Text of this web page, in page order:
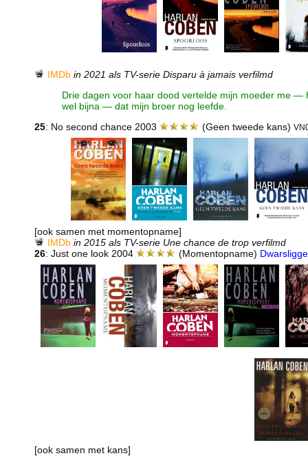
IMDb in 2021 als TV-serie Disparu à jamais verfilmd
Drie dagen voor haar dood vertelde mijn moeder me —
wel bijna — dat mijn broer nog leefde.
25: No second chance 2003 (Geen tweede kans)
[ook samen met momentopname]
IMDb in 2015 als TV-serie Une chance de trop verfilmd
26: Just one look 2004 (Momentopname)
[ook samen met kans]